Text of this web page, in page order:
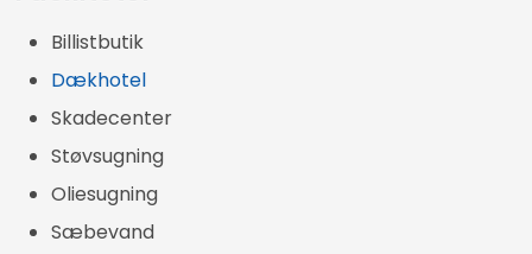
Billistbutik
Dækhotel
Skadecenter
Støvsugning
Oliesugning
Sæbevand